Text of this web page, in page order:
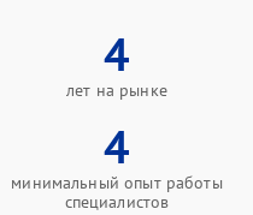
4
лет на рынке
4
минимальный опыт работы
специалистов